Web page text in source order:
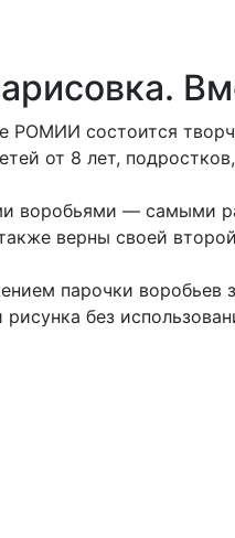
состоится
от 8 лет,
воробьями — самыми
верны своей
парочки
без